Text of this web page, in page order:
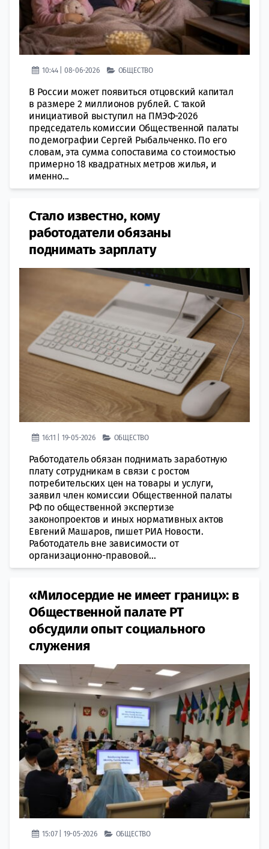
10:44 | 08-06-2026 ОБЩЕСТВО
В России может появиться отцовский капитал
в размере 2 миллионов рублей. С такой
инициативой выступил на ПМЭФ-2026
председатель комиссии Общественной палаты
по демографии Сергей Рыбальченко. По его
словам, эта сумма сопоставима со стоимостью
примерно 18 квадратных метров жилья, и
именно...
Стало известно, кому
работодатели обязаны
поднимать зарплату
16:11 | 19-05-2026 ОБЩЕСТВО
Работодатель обязан поднимать заработную
плату сотрудникам в связи с ростом
потребительских цен на товары и услуги,
заявил член комиссии Общественной палаты
РФ по общественной экспертизе
законопроектов и иных нормативных актов
Евгений Машаров, пишет РИА Новости.
Работодатель вне зависимости от
организационно-правовой...
«Милосердие не имеет границ»: в
Общественной палате РТ
обсудили опыт социального
служения
15:07 | 19-05-2026 ОБЩЕСТВО